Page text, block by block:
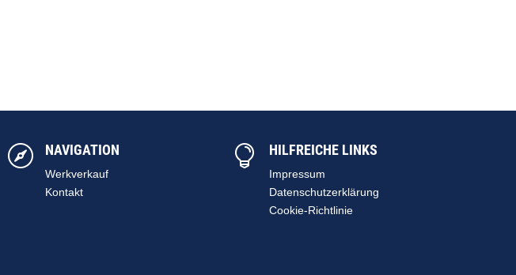
 NAVIGATION
Werkverkauf
Kontakt
 HILFREICHE LINKS
Impressum
Datenschutzerklärung
Cookie-Richtlinie